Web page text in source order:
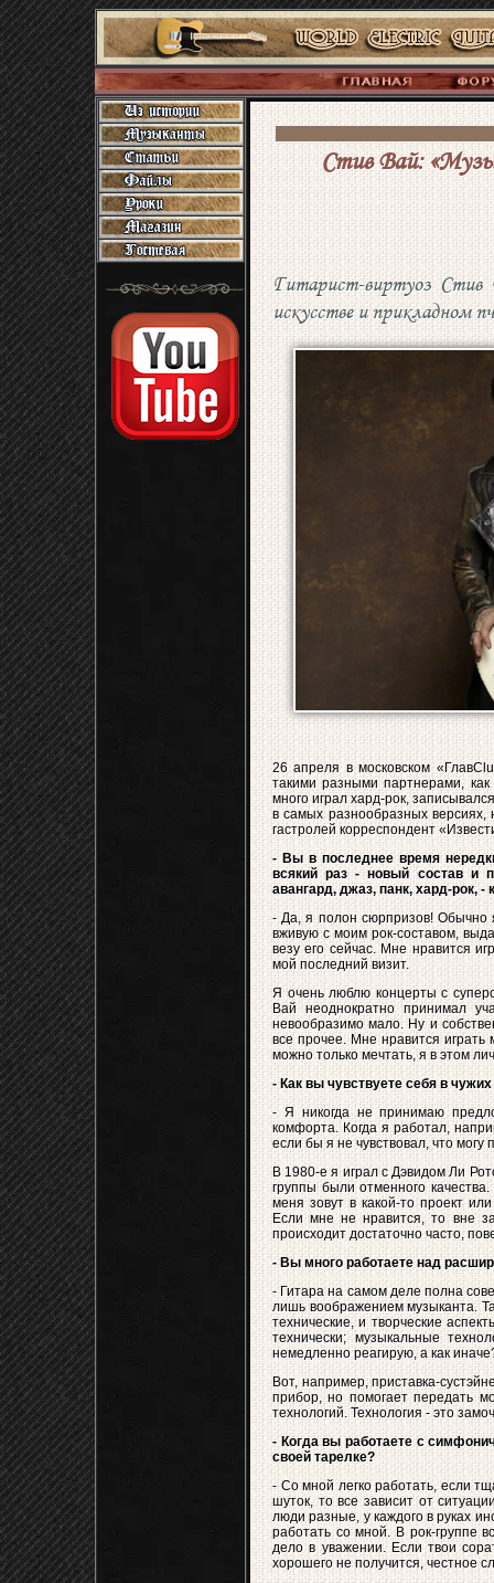
Стив Вай:
Гитарист-виртуоз Стив
искусстве и прикладном
26 апреля в московском
такими разными партнерами, как
много играл хард-рок,
в самых разнообразных
гастролей корреспондент
- Вы в последнее время
всякий раз - новый состав и
авангард, джаз, панк, хард-рок,
- Да, я полон сюрпризов! Обычно
вживую с моим рок-составом,
везу его сейчас. Мне нравится
мой последний визит.
Я очень люблю концерты с
Вай неоднократно принимал
невообразимо мало. Ну и
все прочее. Мне нравится
можно только мечтать, я в этом
- Как вы чувствуете себя в чужих
- Я никогда не принимаю
комфорта. Когда я работал,
если бы я не чувствовал, что
В 1980-е я играл с Дэвидом Ли
группы были отменного
меня зовут в какой-то проект
Если мне не нравится, то вне
происходит достаточно часто,
- Вы много работаете над
- Гитара на самом деле полна
лишь воображением музыканта.
технические, и творческие
технически; музыкальные
немедленно реагирую, а как
Вот, например, приставка-
прибор, но помогает передать
технологий. Технология - это
- Когда вы работаете с
своей тарелке?
- Со мной легко работать, если
шуток, то все зависит от
люди разные, у каждого в руках
работать со мной. В рок-группе
дело в уважении. Если твои
хорошего не получится, честное